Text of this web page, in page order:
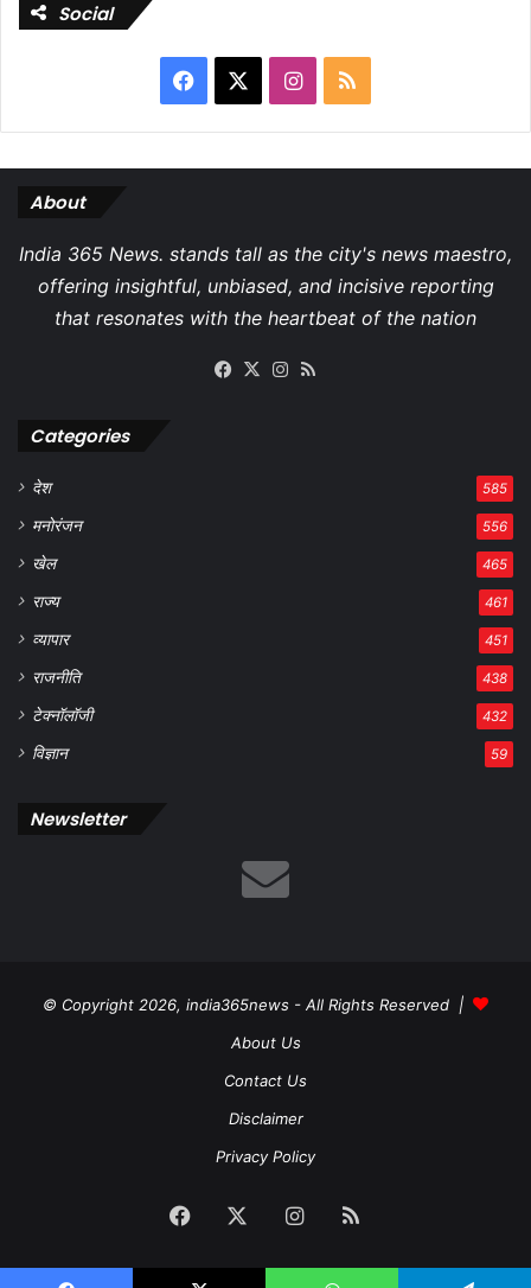
Social
Facebook Instagram
RSS
About
Facebook
X Instagram
Categories
देश 585
मनोरंजन 556
खेल 465
राज्य 461
व्यापार 451
राजनीति 438
टेक्नॉलॉजी 432
विज्ञान 59
Newsletter
© Copyright 2026, india365news - All Rights Reserved |
About Us
Contact Us
Disclaimer
Privacy Policy
Facebook Instagram
RSS